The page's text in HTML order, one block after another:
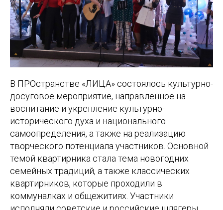
В ПРОстранстве «ЛИЦА» состоялось культурно-
досуговое мероприятие, направленное на
воспитание и укрепление культурно-
исторического духа и национального
самоопределения, а также на реализацию
творческого потенциала участников. Основной
темой квартирника стала тема новогодних
семейных традиций, а также классических
квартирников, которые проходили в
коммуналках и общежитиях. Участники